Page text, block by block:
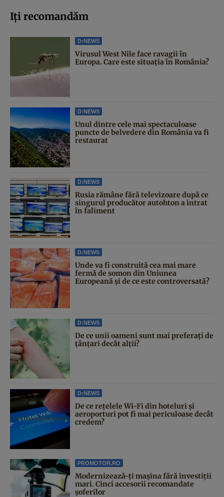
Iți recomandăm
D:NEWS
Virusul West Nile face ravagii în
Europa. Care este situația în România?
D:NEWS
Unul dintre cele mai spectaculoase
puncte de belvedere din România va fi
restaurat
D:NEWS
Rusia rămâne fără televizoare după ce
singurul producător autohton a intrat
în faliment
D:NEWS
Unde va fi construită cea mai mare
fermă de somon din Uniunea
Europeană și de ce este controversată?
D:NEWS
De ce unii oameni sunt mai preferați de
țânțari decât alții?
D:NEWS
De ce rețelele Wi-Fi din hoteluri și
aeroporturi pot fi mai periculoase decât
credem?
PROMOTOR.RO
Modernizează-ți mașina fără investiții
mari. Cinci accesorii recomandate
șoferilor